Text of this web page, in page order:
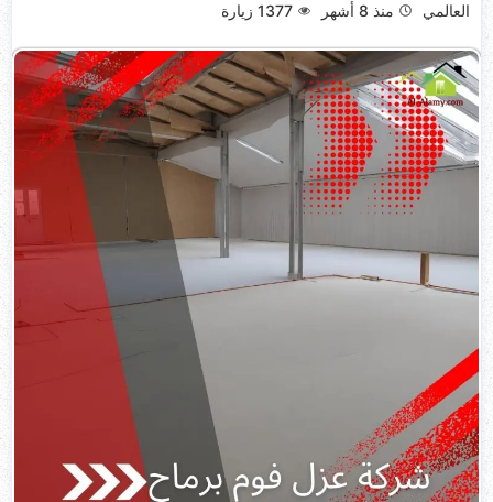
العالمي منذ 8 أشهر 1377 زيارة